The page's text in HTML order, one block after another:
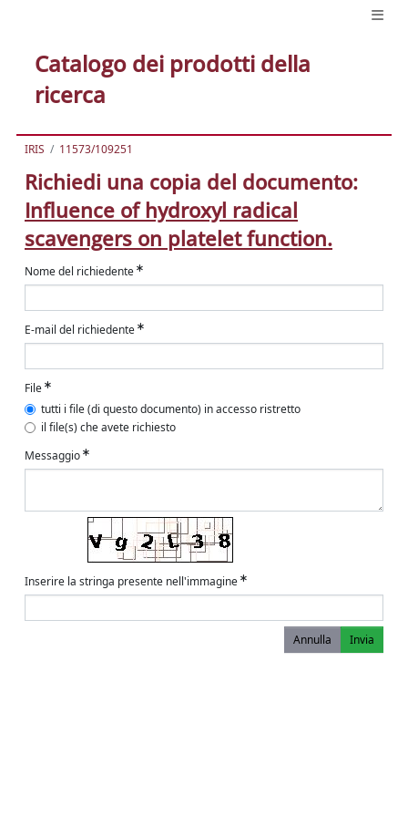
Catalogo dei prodotti della
ricerca
IRIS 11573/109251
Richiedi una copia del documento:
Influence of hydroxyl radical
scavengers on platelet function.
Nome del richiedente
E-mail del richiedente
File
tutti i file (di questo documento) in accesso ristretto
il file(s) che avete richiesto
Messaggio
Inserire la stringa presente nell'immagine
Annulla Invia